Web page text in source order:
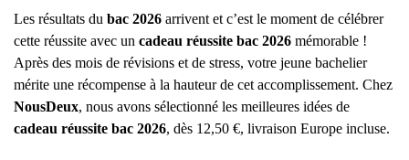
Les résultats du bac 2026 arrivent et c’est le moment de célébrer
cette réussite avec un cadeau réussite bac 2026 mémorable !
Après des mois de révisions et de stress, votre jeune bachelier
mérite une récompense à la hauteur de cet accomplissement. Chez
NousDeux, nous avons sélectionné les meilleures idées de
cadeau réussite bac 2026, dès 12,50 €, livraison Europe incluse.